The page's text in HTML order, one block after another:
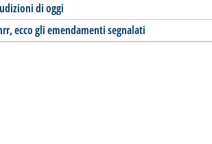
di oggi
ecco gli emendamenti segnalati